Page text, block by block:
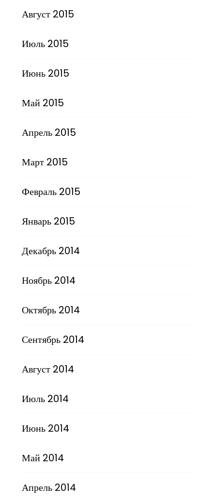
Август 2015
Июль 2015
Июнь 2015
Май 2015
Апрель 2015
Март 2015
Февраль 2015
Январь 2015
Декабрь 2014
Ноябрь 2014
Октябрь 2014
Сентябрь 2014
Август 2014
Июль 2014
Июнь 2014
Май 2014
Апрель 2014